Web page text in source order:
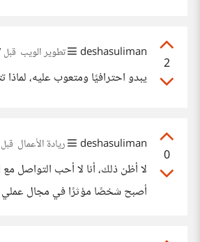
2
deshasuliman تطوير الويب قبل 7 سنوات
يبدو احترافيًا ومتعوب عليه، لماذا
0
deshasuliman ريادة الأعمال قبل 7 سنوات
لا أظن ذلك، أنا لا أحب التواصل
أصبح شخصًا مؤثرًا في مجال عملي